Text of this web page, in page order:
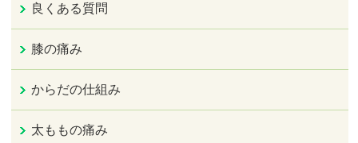
良くある質問
膝の痛み
からだの仕組み
太ももの痛み